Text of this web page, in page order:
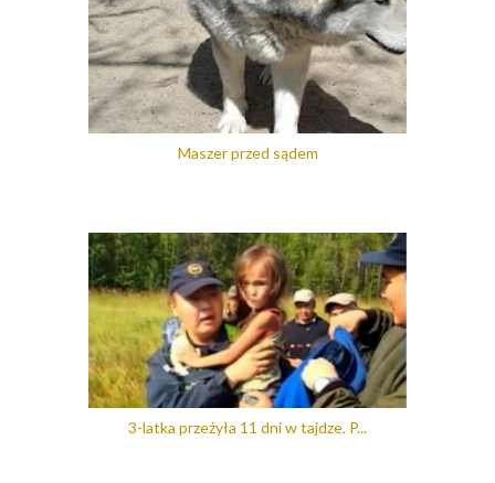
Maszer przed sądem
3-latka przeżyła 11 dni w tajdze. P...